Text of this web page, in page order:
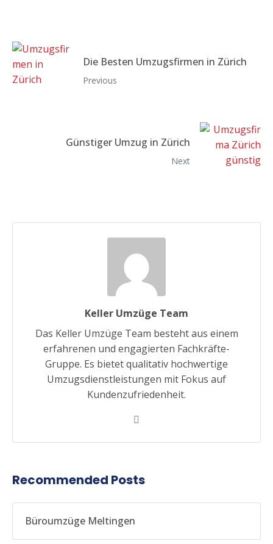
Die Besten Umzugsfirmen in Zürich
Previous
Günstiger Umzug in Zürich
Next
Keller Umzüge Team
Das Keller Umzüge Team besteht aus einem
erfahrenen und engagierten Fachkräfte-
Gruppe. Es bietet qualitativ hochwertige
Umzugsdienstleistungen mit Fokus auf
Kundenzufriedenheit.
Recommended Posts
Büroumzüge Meltingen